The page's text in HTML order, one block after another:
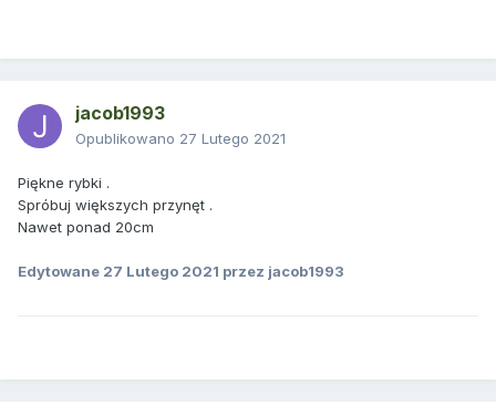
jacob1993
Opublikowano 27 Lutego 2021
Piękne rybki .
Spróbuj większych przynęt .
Nawet ponad 20cm
Edytowane 27 Lutego 2021 przez jacob1993